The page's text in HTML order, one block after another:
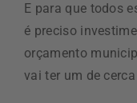
E para que todos
é preciso
orçamento
vai ter um de